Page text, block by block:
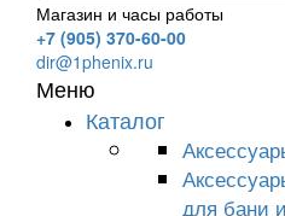
Магазин и часы работы
+7 (905) 370-60-00
dir@1phenix.ru
Меню
Каталог
для бани